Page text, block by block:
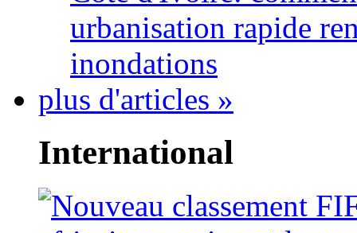
urbanisation rapide
inondations
plus d'articles »
International